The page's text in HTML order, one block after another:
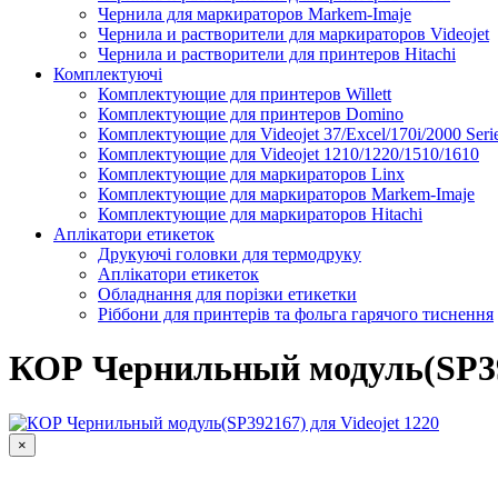
Каплеструйный принтер CodPad S200 Plus для
Подробнее
Чернила для маркираторов Markem-Imaje
Чернила и растворители для маркираторов Videojet
Чернила и растворители для принтеров Hitachi
Комплектуючі
Комплектующие для принтеров Willett
Комплектующие для принтеров Domino
Комплектующие для Videojet 37/Excel/170i/2000
Комплектующие для Videojet 1210/1220/1510/1610
Комплектующие для маркираторов Linx
Комплектующие для маркираторов Markem-Imaje
Комплектующие для маркираторов Hitachi
Аплікатори етикеток
Друкуючі головки для термодруку
Аплікатори етикеток
Обладнання для порізки етикетки
Ріббони для принтерів та фольга гарячого тиснення
КОР Чернильный
×